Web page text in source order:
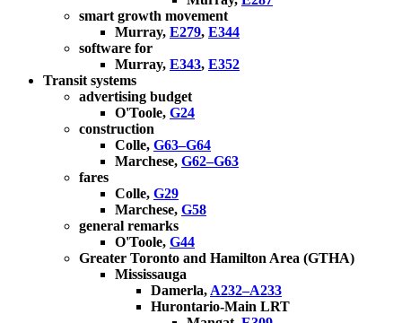
smart growth movement
Murray, E279, E344
software for
Murray, E343, E352
Transit systems
advertising budget
O'Toole, G24
construction
Colle, G63–G64
Marchese, G62–G63
fares
Colle, G29
Marchese, G58
general remarks
O'Toole, G44
Greater Toronto and Hamilton Area (GTHA)
Mississauga
Damerla, A232–A233
Hurontario-Main LRT